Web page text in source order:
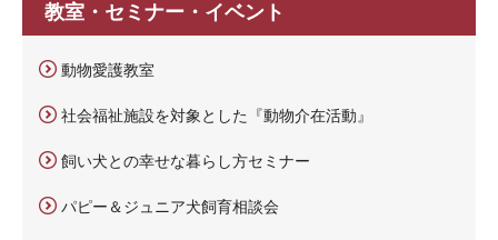
教室・セミナー・イベント
動物愛護教室
社会福祉施設を対象とした『動物介在活動』
飼い犬との幸せな暮らし方セミナー
パピー＆ジュニア犬飼育相談会